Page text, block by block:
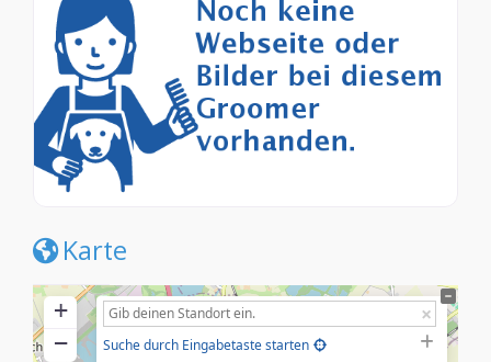
Karte
+
−
Suche durch Eingabetaste starten